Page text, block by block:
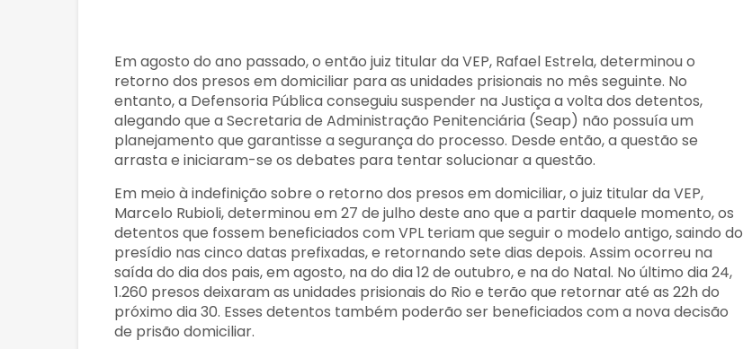
Em agosto do ano passado, o então juiz titular da VEP, Rafael Estrela, determinou o
retorno dos presos em domiciliar para as unidades prisionais no mês seguinte. No
entanto, a Defensoria Pública conseguiu suspender na Justiça a volta dos detentos,
alegando que a Secretaria de Administração Penitenciária (Seap) não possuía um
planejamento que garantisse a segurança do processo. Desde então, a questão se
arrasta e iniciaram-se os debates para tentar solucionar a questão.
Em meio à indefinição sobre o retorno dos presos em domiciliar, o juiz titular da VEP,
Marcelo Rubioli, determinou em 27 de julho deste ano que a partir daquele momento, os
detentos que fossem beneficiados com VPL teriam que seguir o modelo antigo, saindo do
presídio nas cinco datas prefixadas, e retornando sete dias depois. Assim ocorreu na
saída do dia dos pais, em agosto, na do dia 12 de outubro, e na do Natal. No último dia 24,
1.260 presos deixaram as unidades prisionais do Rio e terão que retornar até as 22h do
próximo dia 30. Esses detentos também poderão ser beneficiados com a nova decisão
de prisão domiciliar.